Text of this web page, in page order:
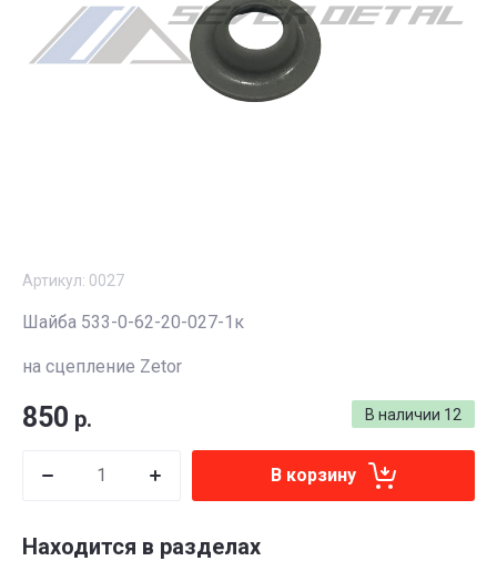
Артикул: 0027
Шайба 533-0-62-20-027-1к
на сцепление Zetor
В наличии 12
850 р.
В корзину
Находится в разделах